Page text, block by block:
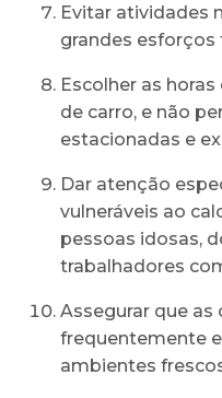
Evitar atividades
grandes esforços
Escolher as
de carro, e não
estacionadas e
Dar atenção
vulneráveis ao
pessoas idosas,
trabalhadores
Assegurar que as
frequentemente
ambientes